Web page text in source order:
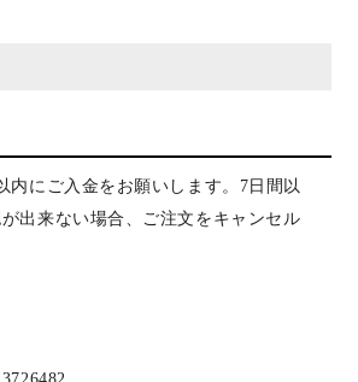
内にご入金をお願いします。7日間以
出来ない場合、ご注文をキャンセル